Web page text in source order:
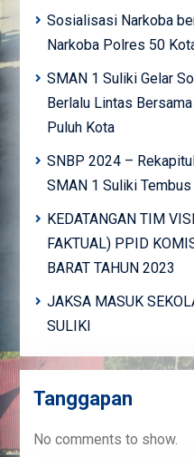
Sosialisasi Narkoba
Narkoba Polres 50
SMAN 1 Suliki Gelar
Berlalu Lintas
Puluh Kota
SNBP 2024 –
SMAN 1 Suliki Tembus
KEDATANGAN TIM
FAKTUAL) PPID
BARAT TAHUN 2023
JAKSA MASUK
SULIKI
Tanggapan
No comments to show.